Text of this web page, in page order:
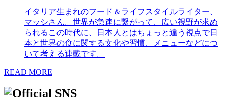
イタリア生まれのフード＆ライフスタイルライター、
マッシさん。世界が急速に繋がって、広い視野が求め
られるこの時代に、日本人とはちょっと違う視点で日
本と世界の食に関する文化や習慣、メニューなどにつ
いて考える連載です。
READ MORE